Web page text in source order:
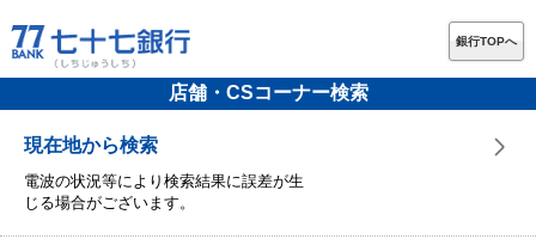
銀行TOPへ
店舗・CSコーナー検索
現在地から検索
電波の状況等により検索結果に誤差が生
じる場合がございます。